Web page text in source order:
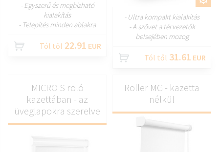
- Egyszerű és megbízható
kialakítás
- Telepítés minden ablakra
Tól től 22.91 EUR
- Ultra kompakt kialakítás
- A szövet a térvezetők
belsejében mozog
Tól től 31.61 EUR
MICRO S roló
kazettában - az
üveglapokra szerelve
Roller MG - kazetta
nélkül